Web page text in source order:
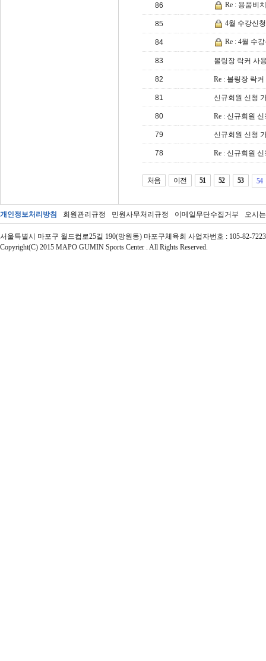
86 Re : 용품비치
85 4월 수강신
84 Re : 4월 수
83 볼링장 락커 사
82 Re : 볼링장 락
81 신규회원 신청
80 Re : 신규회원
79 신규회원 신청
78 Re : 신규회원
처음 이전 51 52 53 54
개인정보처리방침 회원관리규정 민원사무처리규정 이메일무단수집거부 오시
서울특별시 마포구 월드컵로25길 190(망원동) 마포구체육회 사업자번호 : 105-82-
Copyright(C) 2015 MAPO GUMIN Sports Center . All Rights Reserved.